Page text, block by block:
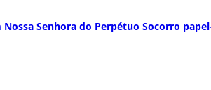
Nossa Senhora do Perpétuo Socorro